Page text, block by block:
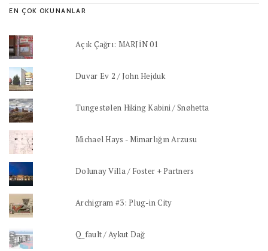
EN ÇOK OKUNANLAR
Açık Çağrı: MARJİN 01
Duvar Ev 2 / John Hejduk
Tungestølen Hiking Kabini / Snøhetta
Michael Hays - Mimarlığın Arzusu
Dolunay Villa / Foster + Partners
Archigram #3: Plug-in City
Q_fault / Aykut Dağ